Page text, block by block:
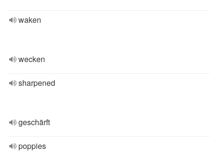
waken
wecken
sharpened
geschärft
poppies